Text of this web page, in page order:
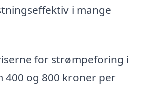
i mange
for strømpeforing i
400 og 800 kroner per